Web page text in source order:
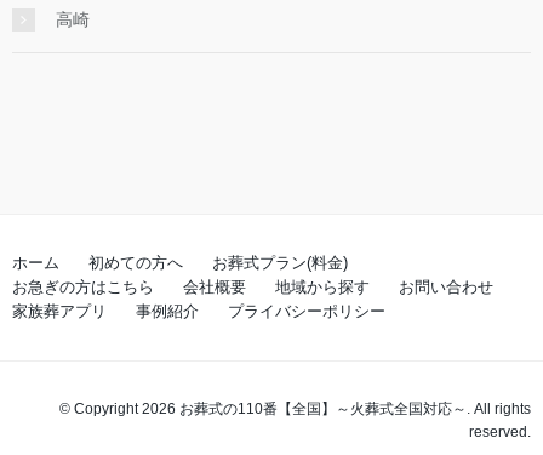
高崎
ホーム 初めての方へ
お葬式プラン(料金)
お急ぎの方はこちら
会社概要 地域から探す
お問い合わせ
家族葬アプリ
事例紹介 プライバシーポリシー
© Copyright 2026 お葬式の110番【全国】～火葬式全国対応～. All rights
reserved.